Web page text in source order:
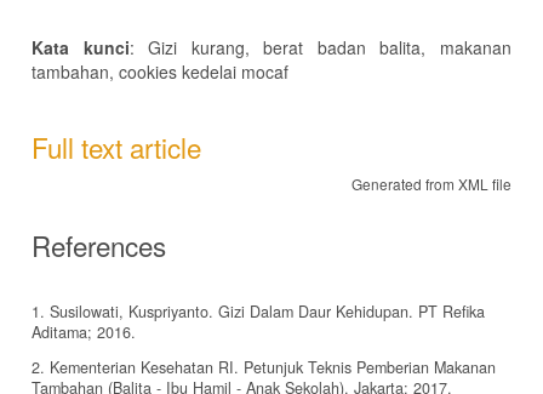
Kata kunci: Gizi kurang, berat badan balita, makanan
tambahan, cookies kedelai mocaf
Full text article
Generated from XML file
References
1. Susilowati, Kuspriyanto. Gizi Dalam Daur Kehidupan. PT Refika
Aditama; 2016.
2. Kementerian Kesehatan RI. Petunjuk Teknis Pemberian Makanan
Tambahan (Balita - Ibu Hamil - Anak Sekolah). Jakarta; 2017.